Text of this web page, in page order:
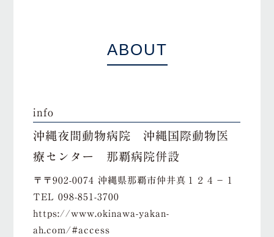
ABOUT
info
沖縄夜間動物病院 沖縄国際動物医
療センター 那覇病院併設
〒〒902-0074 沖縄県那覇市仲井真１２４−１
TEL098-851-3700
https://www.okinawa-yakan-
ah.com/#access